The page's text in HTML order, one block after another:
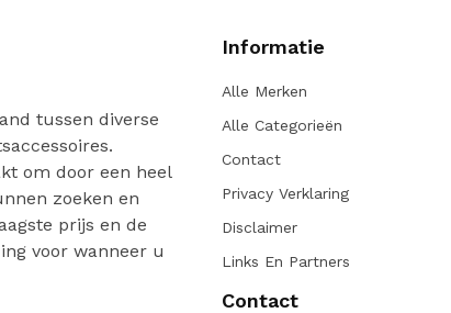
tussen diverse
om door een heel
zoeken en
prijs en de
voor wanneer u
Informatie
Alle Merken
Alle Categorieën
Contact
Privacy Verklaring
Disclaimer
Links En Partners
Contact